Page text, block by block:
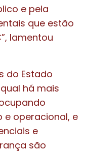
e pela
que estão
lamentou
do Estado
há mais
e operacional, e
e
são